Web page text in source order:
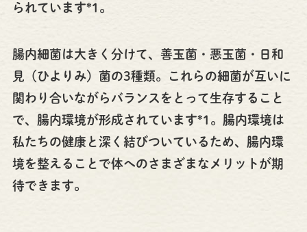
られています*1。
腸内細菌は大きく分けて、善玉菌・悪玉菌・日和
見（ひよりみ）菌の3種類。これらの細菌が互いに
関わり合いながらバランスをとって生存すること
で、腸内環境が形成されています*1。腸内環境は
私たちの健康と深く結びついているため、腸内環
境を整えることで体へのさまざまなメリットが期
待できます。